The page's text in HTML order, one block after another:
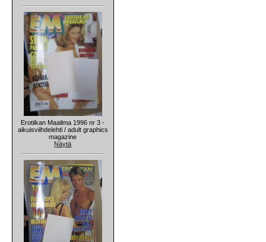
Erotiikan Maailma 1996 nr 3 -
aikuisviihdelehti / adult graphics
magazine
Näytä